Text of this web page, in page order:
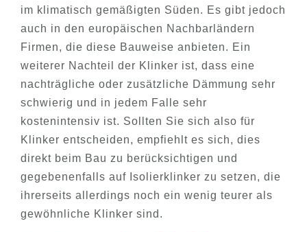
im klimatisch gemäßigten Süden. Es gibt jedoch
auch in den europäischen Nachbarländern
Firmen, die diese Bauweise anbieten. Ein
weiterer Nachteil der Klinker ist, dass eine
nachträgliche oder zusätzliche Dämmung sehr
schwierig und in jedem Falle sehr
kostenintensiv ist. Sollten Sie sich also für
Klinker entscheiden, empfiehlt es sich, dies
direkt beim Bau zu berücksichtigen und
gegebenenfalls auf Isolierklinker zu setzen, die
ihrerseits allerdings noch ein wenig teurer als
gewöhnliche Klinker sind.